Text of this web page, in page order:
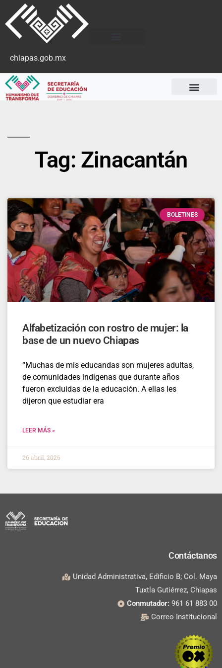
chiapas.gob.mx
Tag: Zinacantán
BOLETINES
Alfabetización con rostro de mujer: la
base de un nuevo Chiapas
“Muchas de mis educandas son mujeres adultas,
de comunidades indígenas que durante años
fueron excluidas de la educación. A ellas les
dijeron que estudiar era
LEER MÁS »
26 abril, 2026
Contáctanos
Unidad Administrativa, Edificio B; Col. Maya
Tuxtla Gutiérrez, Chiapas
Conmutador: 961 61 883 00
Correo Institucional